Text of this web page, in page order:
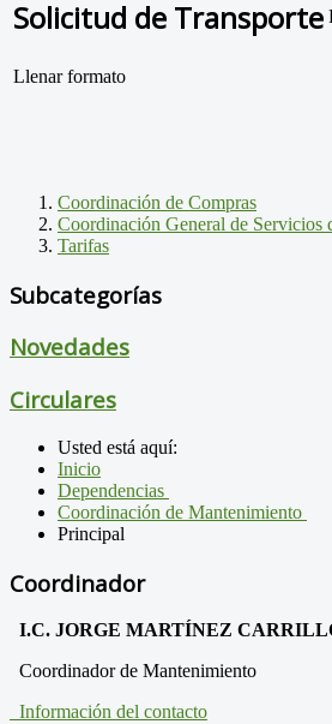
Solicitud de Transporte
Llenar formato
Coordinación de Compras
Coordinación General de Servicios
Tarifas
Subcategorías
Novedades
Circulares
Usted está aquí:
Inicio
Dependencias
Coordinación de Mantenimiento
Principal
Coordinador
I.C. JORGE MARTÍNEZ
Coordinador de Mantenimiento
Información del contacto